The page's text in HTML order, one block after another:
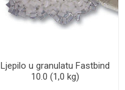
Ljepilo u granulatu Fastbind
10.0 (1,0 kg)